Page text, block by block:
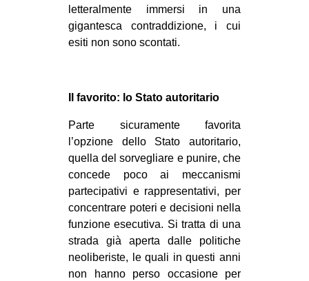
letteralmente immersi in una
gigantesca contraddizione, i cui
esiti non sono scontati.
Il favorito: lo Stato autoritario
Parte sicuramente favorita
l’opzione dello Stato autoritario,
quella del sorvegliare e punire, che
concede poco ai meccanismi
partecipativi e rappresentativi, per
concentrare poteri e decisioni nella
funzione esecutiva. Si tratta di una
strada già aperta
dalle politiche
neoliberiste, le quali in questi anni
non hanno perso occasione per